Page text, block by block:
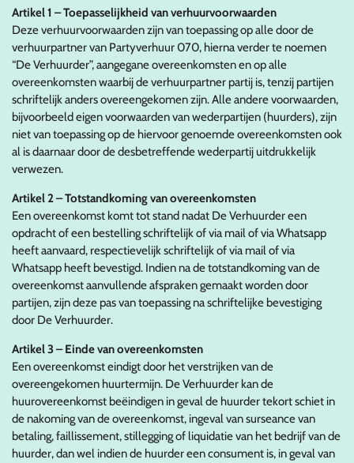
Artikel 1 – Toepasselijkheid van verhuurvoorwaarden
Deze verhuurvoorwaarden zijn van toepassing op alle door de
verhuurpartner van Partyverhuur 070, hierna verder te noemen
“De Verhuurder”, aangegane overeenkomsten en op alle
overeenkomsten waarbij de verhuurpartner partij is, tenzij partijen
schriftelijk anders overeengekomen zijn. Alle andere voorwaarden,
bijvoorbeeld eigen voorwaarden van wederpartijen (huurders), zijn
niet van toepassing op de hiervoor genoemde overeenkomsten ook
al is daarnaar door de desbetreffende wederpartij uitdrukkelijk
verwezen.
Artikel 2 – Totstandkoming van overeenkomsten
Een overeenkomst komt tot stand nadat De Verhuurder een
opdracht of een bestelling schriftelijk of via mail of via Whatsapp
heeft aanvaard, respectievelijk schriftelijk of via mail of via
Whatsapp heeft bevestigd. Indien na de totstandkoming van de
overeenkomst aanvullende afspraken gemaakt worden door
partijen, zijn deze pas van toepassing na schriftelijke bevestiging
door De Verhuurder.
Artikel 3 – Einde van overeenkomsten
Een overeenkomst eindigt door het verstrijken van de
overeengekomen huurtermijn. De Verhuurder kan de
huurovereenkomst beëindigen in geval de huurder tekort schiet in
de nakoming van de overeenkomst, ingeval van surseance van
betaling, faillissement, stillegging of liquidatie van het bedrijf van de
huurder, dan wel indien de huurder een consument is, in geval van